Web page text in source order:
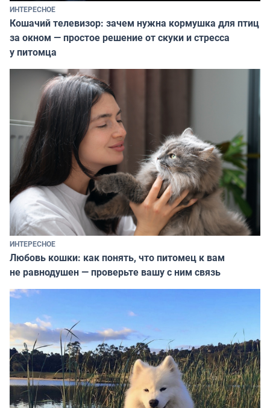
ИНТЕРЕСНОЕ
Кошачий телевизор: зачем нужна кормушка для птиц
за окном — простое решение от скуки и стресса
у питомца
ИНТЕРЕСНОЕ
Любовь кошки: как понять, что питомец к вам
не равнодушен — проверьте вашу с ним связь